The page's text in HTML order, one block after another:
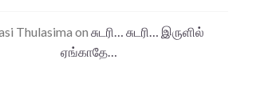
Thulasima on சுடரி… சுடரி… இருளில்
ஏங்காதே…